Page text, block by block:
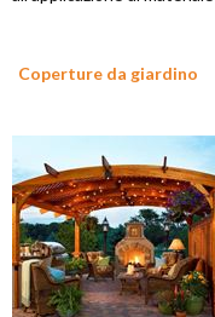
Coperture da giardino